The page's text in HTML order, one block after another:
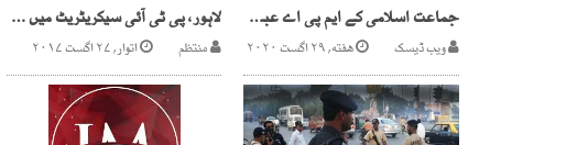
جماعت اسلامی کے ایم پی اے عبدالرشید کے گھر کے باہر فائرنگ
ویب ڈیسک هفته, ۲۹ اگست ۲۰۲۰
لاہور، پی ٹی آئی سیکریٹریٹ میں ہنگامہ آرائی، متعدد کارکنان زخمی
منتظم اتوار, ۲۷ اگست ۲۰۱۷